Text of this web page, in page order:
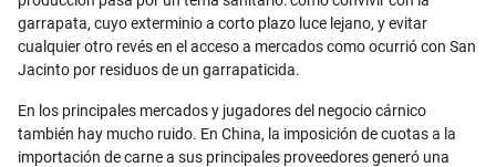
garrapata, cuyo exterminio a corto plazo luce lejano, y evitar
cualquier otro revés en el acceso a mercados como ocurrió con San
Jacinto por residuos de un garrapaticida.
En los principales mercados y jugadores del negocio cárnico
también hay mucho ruido. En China, la imposición de cuotas a la
importación de carne a sus principales proveedores generó una